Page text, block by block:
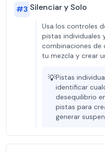
#3 Silenciar y Solo
Usa los controles
pistas individuales
combinaciones de
tu mezcla y crear
💡Pistas
identificar
desequilibrio
pistas para
generar